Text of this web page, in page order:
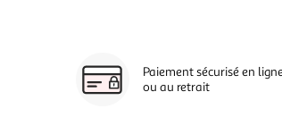
Paiement sécurisé en
ou au retrait